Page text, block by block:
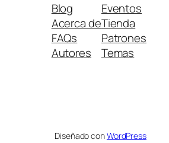
Blog
Acerca de
FAQs
Autores
Eventos
Tienda
Patrones
Temas
Diseñado conWordPress